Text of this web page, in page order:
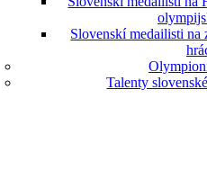
Slovenskí medailisti
Talenty